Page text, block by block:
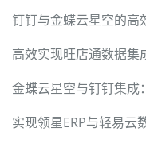
钉钉与金蝶云星空的高
高效实现旺店通数据集
金蝶云星空与钉钉集成
实现领星ERP与轻易云